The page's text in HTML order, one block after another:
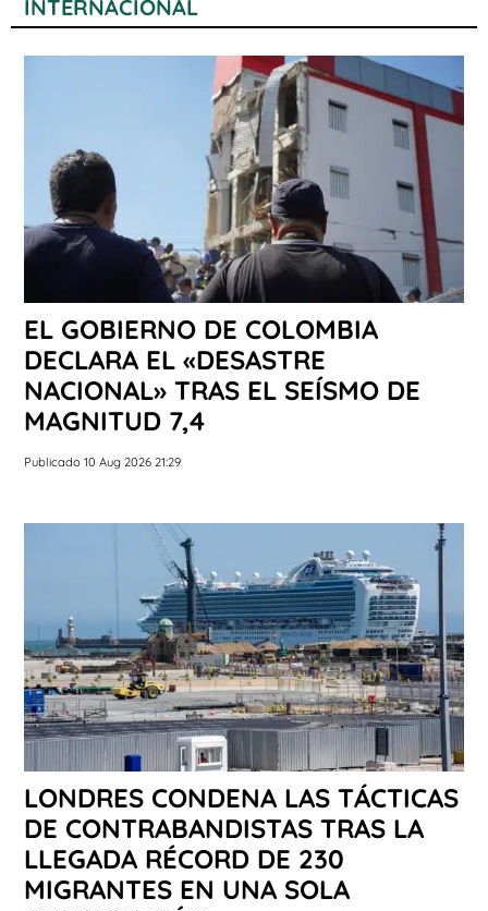
INTERNACIONAL
EL GOBIERNO DE COLOMBIA
DECLARA EL «DESASTRE
NACIONAL» TRAS EL SEÍSMO DE
MAGNITUD 7,4
Publicado 10 Aug 2026 21:29
LONDRES CONDENA LAS TÁCTICAS
DE CONTRABANDISTAS TRAS LA
LLEGADA RÉCORD DE 230
MIGRANTES EN UNA SOLA